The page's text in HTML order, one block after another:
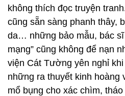
không thích đọc truyện
cũng sẵn sàng phanh thây,
da… những bảo mẫu, bác sĩ
mạng” cũng không để nạn
viện Cát Tường yên nghỉ
những ra thuyết kinh hoàng
mổ bụng cho xác chìm,